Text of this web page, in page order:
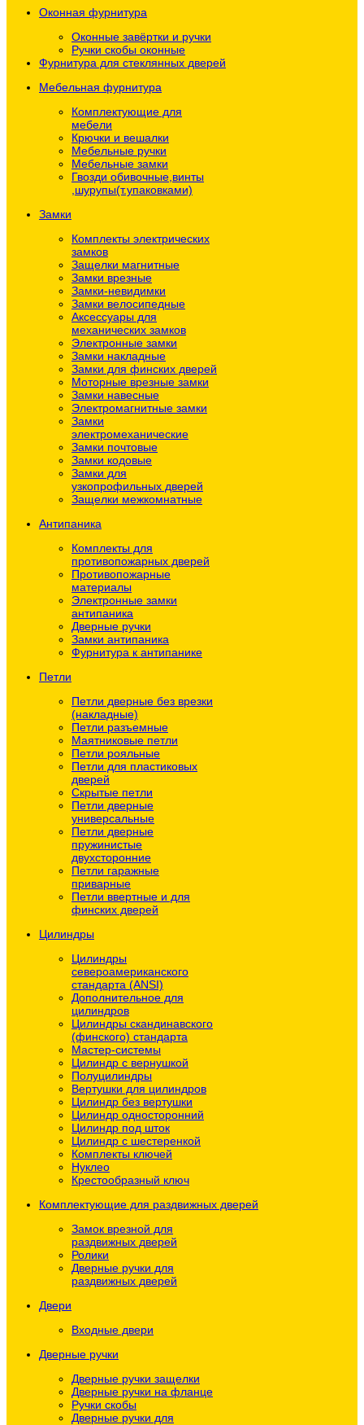
Оконная фурнитура
Оконные завёртки и ручки
Ручки скобы оконные
Фурнитура для стеклянных дверей
Мебельная фурнитура
Комплектующие для
мебели
Крючки и вешалки
Мебельные ручки
Мебельные замки
Гвозди обивочные,винты
,шурупы(т.упаковками)
Замки
Комплекты электрических
замков
Защелки магнитные
Замки врезные
Замки-невидимки
Замки велосипедные
Аксессуары для
механических замков
Электронные замки
Замки накладные
Замки для финских дверей
Моторные врезные замки
Замки навесные
Электромагнитные замки
Замки
электромеханические
Замки почтовые
Замки кодовые
Замки для
узкопрофильных дверей
Защелки межкомнатные
Антипаника
Комплекты для
противопожарных дверей
Противопожарные
материалы
Электронные замки
антипаника
Дверные ручки
Замки антипаника
Фурнитура к антипанике
Петли
Петли дверные без врезки
(накладные)
Петли разъемные
Маятниковые петли
Петли рояльные
Петли для пластиковых
дверей
Скрытые петли
Петли дверные
универсальные
Петли дверные
пружинистые
двухсторонние
Петли гаражные
приварные
Петли ввертные и для
финских дверей
Цилиндры
Цилиндры
североамериканского
стандарта (ANSI)
Дополнительное для
цилиндров
Цилиндры скандинавского
(финского) стандарта
Мастер-системы
Цилиндр с вернушкой
Полуцилиндры
Вертушки для цилиндров
Цилиндр без вертушки
Цилиндр односторонний
Цилиндр под шток
Цилиндр с шестеренкой
Комплекты ключей
Нуклео
Крестообразный ключ
Комплектующие для раздвижных дверей
Замок врезной для
раздвижных дверей
Ролики
Дверные ручки для
раздвижных дверей
Двери
Входные двери
Дверные ручки
Дверные ручки защелки
Дверные ручки на фланце
Ручки скобы
Дверные ручки для